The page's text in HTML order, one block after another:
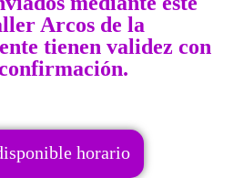
Arcos de la
tienen validez con
horario